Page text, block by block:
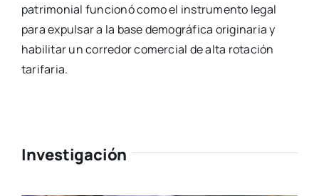
patrimonial funcionó como el instrumento legal
para expulsar a la base demográfica originaria y
habilitar un corredor comercial de alta rotación
tarifaria.
Investigación